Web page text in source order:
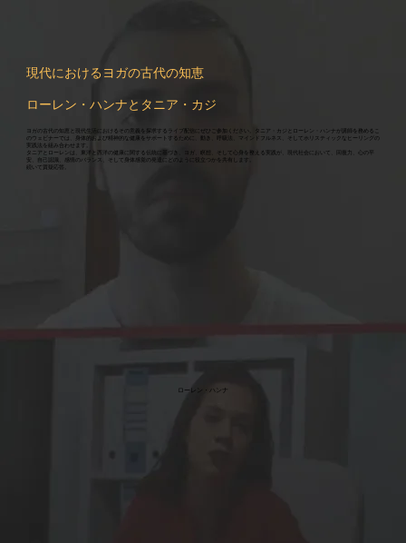
現代におけるヨガの古代の知恵
ローレン・ハンナとタニア・カジ
ヨガの古代の知恵と現代生活におけるその意義を探求するライブ配信にぜひご参加ください。タニア・カジとローレン・ハンナが講師を務めるこ
のウェビナーでは、身体的および精神的な健康をサポートするために、動き、呼吸法、マインドフルネス、そしてホリスティックなヒーリングの
実践法を組み合わせます。
タニアとローレンは、東洋と西洋の健康に関する伝統に基づき、ヨガ、瞑想、そして心身を整える実践が、現代社会において、回復力、心の平
安、自己認識、感情のバランス、そして身体感覚の発達にどのように役立つかを共有します。
続いて質疑応答。
ローレン・ハンナ